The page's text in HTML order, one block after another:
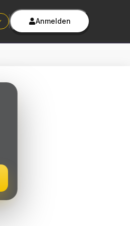
Anmelden